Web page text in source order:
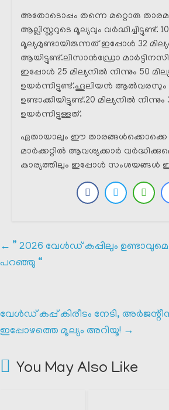
അതോടൊപ്പം തന്നെ മറ്റൊരു
ആല്ലിസ്റ്ററുടെ മൂല്യവും
മൂല്യമുണ്ടായിരുന്നത് ഇപ്പോൾ 32
ആയിട്ടുണ്ട്.ലിസാൻഡ്രോ
ഇപ്പോൾ 25 മില്യനിൽ നിന്നും 50
ഉയർന്നിട്ടുണ്ട്.ഹൂലിയൻ ആൽവരസും
ഉണ്ടാക്കിയിട്ടുണ്ട്.20 മില്യനിൽ
ഉയർന്നിട്ടുള്ളത്.
ഏതായാലും ഈ താരങ്ങൾക്കൊക്കെ
മാർക്കറ്റിൽ ആവശ്യക്കാർ
കാര്യത്തിലും ഇപ്പോൾ സംശയങ്ങൾ
← ” 2026 വേൾഡ് കപ്പിലും
പറഞ്ഞു “
വേൾഡ് കപ്പ് കിരീടം നേടി,
ഇപ്പോഴത്തെ മൂല്യം അറിയൂ! →
You May Also Like